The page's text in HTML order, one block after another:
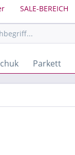
SALE-BEREICH
Parkett